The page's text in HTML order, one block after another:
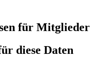
für Mitglieder
diese Daten